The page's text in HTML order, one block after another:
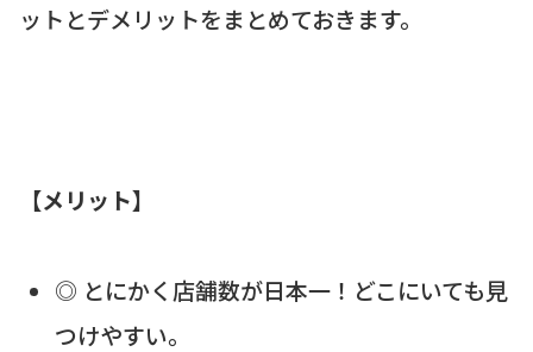
ットとデメリットをまとめておきます。
【メリット】
◎ とにかく店舗数が日本一！どこにいても見
つけやすい。